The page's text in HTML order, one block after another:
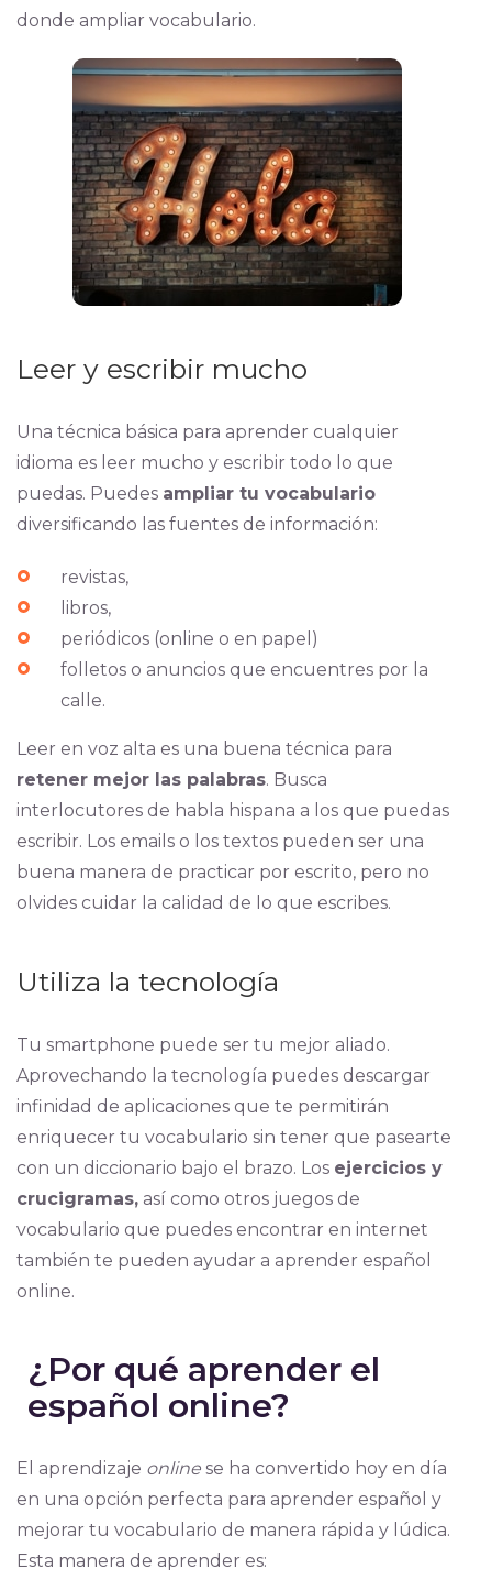
donde ampliar vocabulario.
Leer y escribir mucho
Una técnica básica para aprender cualquier
idioma es leer mucho y escribir todo lo que
puedas. Puedes ampliar tu vocabulario
diversificando las fuentes de información:
revistas,
libros,
periódicos (online o en papel)
folletos o anuncios que encuentres por la
calle.
Leer en voz alta es una buena técnica para
retener mejor las palabras. Busca
interlocutores de habla hispana a los que puedas
escribir. Los emails o los textos pueden ser una
buena manera de practicar por escrito, pero no
olvides cuidar la calidad de lo que escribes.
Utiliza la tecnología
Tu smartphone puede ser tu mejor aliado.
Aprovechando la tecnología puedes descargar
infinidad de aplicaciones que te permitirán
enriquecer tu vocabulario sin tener que pasearte
con un diccionario bajo el brazo. Los ejercicios y
crucigramas,así como otros juegos de
vocabulario que puedes encontrar en internet
también te pueden ayudar a aprender español
online.
¿Por qué aprender el
español online?
El aprendizaje onlinese ha convertido hoy en día
en una opción perfecta para aprender español y
mejorar tu vocabulario de manera rápida y lúdica.
Esta manera de aprender es: